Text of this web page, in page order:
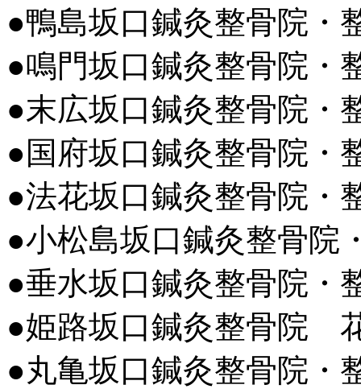
●鴨島坂口鍼灸整骨院・
●鳴門坂口鍼灸整骨院・
●末広坂口鍼灸整骨院・
●国府坂口鍼灸整骨院・
●法花坂口鍼灸整骨院・
●小松島坂口鍼灸整骨院
●垂水坂口鍼灸整骨院・
●姫路坂口鍼灸整骨院
●丸亀坂口鍼灸整骨院・